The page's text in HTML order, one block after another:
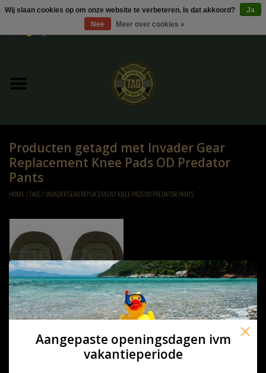
UItverkoop
Kleding
Tactical gear
Ammo
Diverse
Producten getagd met Invader Gear
Replacement Knee Pads OD Predator
Pants
HOME/TAGS/INVADER GEAR REPLACEMENT KNEE PADS OD PREDATOR PANTS
Invader Gear Replacement Knee
Wij slaan cookies op om onze website te verbeteren. Is dat akkoord?
Ja
Nee
Meer over cookies »
Aangepaste openingsdagen ivm
vakantieperiode